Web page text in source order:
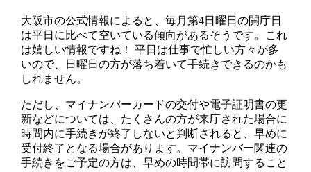
大阪市の公式情報によると、毎月第4日曜日の開庁日
は平日に比べて空いている傾向があるそうです。これ
は嬉しい情報ですね！ 平日は仕事で忙しい方々が多
いので、日曜日の方が落ち着いて手続きできるのかも
しれません。
ただし、マイナンバーカードの交付や電子証明書の更
新などについては、たくさんの方が来庁された場合に
時間内に手続きが終了しないと判断されると、早めに
受付終了となる場合があります。マイナンバー関連の
手続きをご予定の方は、早めの時間帯に訪問すること